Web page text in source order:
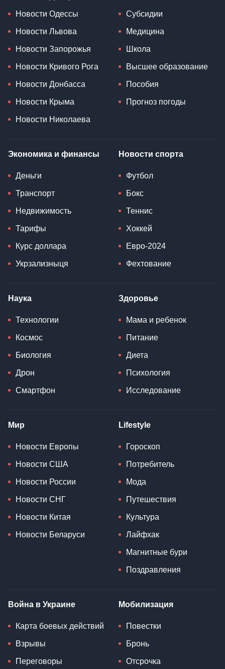
Новости Одессы
Новости Львова
Новости Запорожья
Новости Кривого Рога
Новости Донбасса
Новости Крыма
Новости Николаева
Субсидии
Медицина
Школа
Высшее образование
Пособия
Прогноз погоды
Экономика и финансы
Деньги
Транспорт
Недвижимость
Тарифы
Курс доллара
Укрзализныця
Новости спорта
Футбол
Бокс
Теннис
Хоккей
Евро-2024
Фехтование
Наука
Технологии
Космос
Биология
Дрон
Смартфон
Здоровье
Мама и ребенок
Питание
Диета
Психология
Исследование
Мир
Новости Европы
Новости США
Новости России
Новости СНГ
Новости Китая
Новости Беларуси
Lifestyle
Гороскоп
Потребитель
Мода
Путешествия
Культура
Лайфхак
Магнитные бури
Поздравления
Война в Украине
Карта боевых действий
Взрывы
Переговоры
Мобилизация
Повестки
Бронь
Отсрочка